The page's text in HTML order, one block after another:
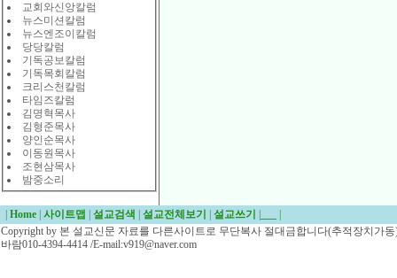
교회와신앙칼럼
뉴스미션칼럼
뉴스엔조이칼럼
당당칼럼
기독공보칼럼
기독목회칼럼
크리스천칼럼
타임즈칼럼
김명혁목사
김형준목사
양인순목사
이동원목사
조현삼목사
밤중소리
Home 사이트맵 설교검색 설교전체보기 설교쓰기
Copyright by 본 설교신문 자료를 다른사이트로 무단복사 절대금합니다(추적장치가
바람010-4394-4414 /E-mail:v919@naver.com